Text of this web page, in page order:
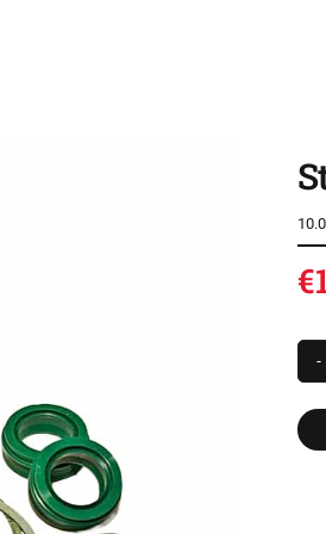
CONTACT
VACATURES
ACCOUNT /
€